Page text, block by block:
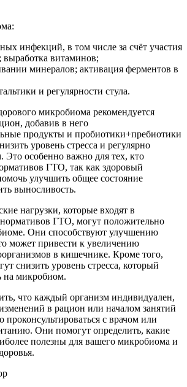
инфекций, в том числе за счёт участия
витаминов;
минералов; активация ферментов в
и регулярности стула.
микробиома рекомендуется
добавив в него
продукты и пробиотики+пребиотики
уровень стресса и регулярно
Это особенно важно для тех, кто
ГТО, так как здоровый
улучшить общее состояние
выносливость.
нагрузки, которые входят в
нормативов ГТО, могут положительно
Они способствуют улучшению
может привести к увеличению
в кишечнике. Кроме того,
снизить уровень стресса, который
на микробиом.
что каждый организм индивидуален,
в рацион или началом занятий
проконсультироваться с врачом или
Они помогут определить, какие
полезны для вашего микробиома и